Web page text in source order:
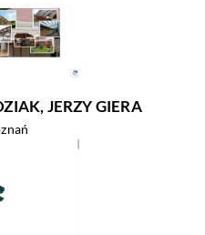
JERZY GIERA